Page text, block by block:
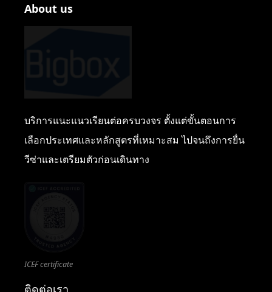
About us
บริการแนะแนวเรียนต่อครบวงจร ตั้งแต่ขั้นตอนการ
เลือกประเทศและหลักสูตรที่เหมาะสม ไปจนถึงการยื่น
วีซ่าและเตรียมตัวก่อนเดินทาง
ICEF certificate
ติดต่อเรา